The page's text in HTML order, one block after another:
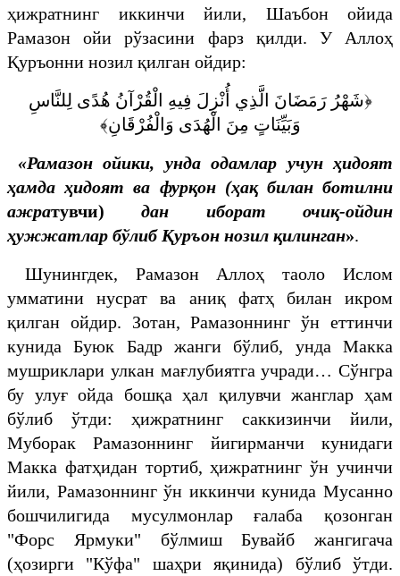
ҳижратнинг иккинчи йили, Шаъбон ойида
Рамазон ойи рўзасини фарз қилди. У Аллоҳ
Қуръонни нозил қилган ойдир:
﴿شَهْرُ رَمَضَانَ الَّذِي أُنْزِلَ فِيهِ الْقُرْآنُ هُدًى لِلنَّاسِ
وَبَيِّنَاتٍ مِنَ الْهُدَى وَالْفُرْقَانِ﴾
«Рамазон ойики, унда одамлар учун ҳидоят
ҳамда ҳидоят ва фурқон (ҳақ билан ботилни
ажратувчи)дан иборат очиқ-ойдин
ҳужжатлар бўлиб Қуръон нозил қилинган».
Шунингдек, Рамазон Аллоҳ таоло Ислом
умматини нусрат ва аниқ фатҳ билан икром
қилган ойдир. Зотан, Рамазоннинг ўн еттинчи
кунида Буюк Бадр жанги бўлиб, унда Макка
мушриклари улкан мағлубиятга учради… Сўнгра
бу улуғ ойда бошқа ҳал қилувчи жанглар ҳам
бўлиб ўтди: ҳижратнинг саккизинчи йили,
Муборак Рамазоннинг йигирманчи кунидаги
Макка фатҳидан тортиб, ҳижратнинг ўн учинчи
йили, Рамазоннинг ўн иккинчи кунида Мусанно
бошчилигида мусулмонлар ғалаба қозонган
"Форс Ярмуки" бўлмиш Бувайб жангигача
(ҳозирги "Кўфа" шаҳри яқинида) бўлиб ўтди.